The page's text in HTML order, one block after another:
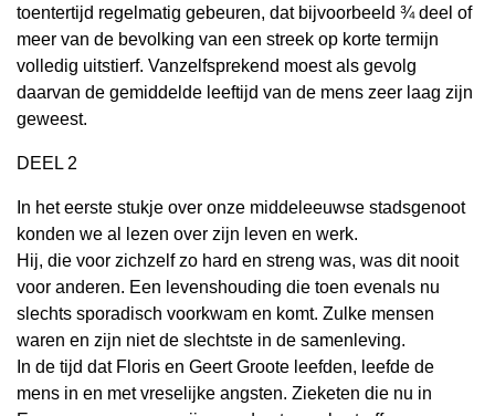
toentertijd regelmatig gebeuren, dat bijvoorbeeld ¾ deel of
meer van de bevolking van een streek op korte termijn
volledig uitstierf. Vanzelfsprekend moest als gevolg
daarvan de gemiddelde leeftijd van de mens zeer laag zijn
geweest.
DEEL 2
In het eerste stukje over onze middeleeuwse stadsgenoot
konden we al lezen over zijn leven en werk.
Hij, die voor zichzelf zo hard en streng was, was dit nooit
voor anderen. Een levenshouding die toen evenals nu
slechts sporadisch voorkwam en komt. Zulke mensen
waren en zijn niet de slechtste in de samenleving.
In de tijd dat Floris en Geert Groote leefden, leefde de
mens in en met vreselijke angsten. Zieketen die nu in